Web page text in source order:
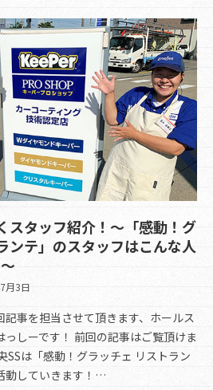
スタッフ紹介！～「感動！グ
ンテ」のスタッフはこんな人
月3日
事を担当させて頂きます、ホールス
しーです！ 前回の記事はご覧頂けま
SSは「感動！グラッチェ リストラン
動していきます！…